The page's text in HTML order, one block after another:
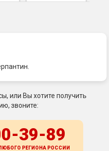
или Вы хотите получить
звоните:
39-89
РЕГИОНА РОССИИ